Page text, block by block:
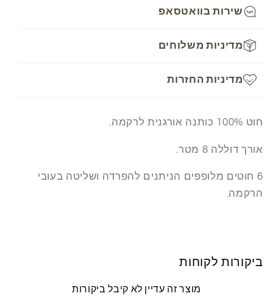
שירות בוואטסאפ
מדיניות משלוחים
מדיניות החזרות
חוט 100% כותנה אורגנית לרקמה.
אורך דוללה 8 מטר.
6 חוטים מלופפים הניתנים להפרדה ושליטה בעובי
הרקמה.
ביקורות לקוחות
מוצר זה עדיין לא קיבל ביקורות